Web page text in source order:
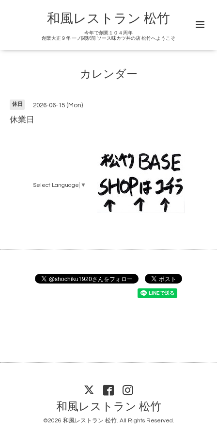
和風レストラン 松竹
今年で創業１０４周年
創業大正９年 一ノ関駅前 ソース味カツ丼の店 松竹へようこそ
カレンダー
休日 2026-06-15 (Mon)
休業日
Select Language ▼
和風レストラン 松竹
©2026 和風レストラン 松竹. All Rights Reserved.